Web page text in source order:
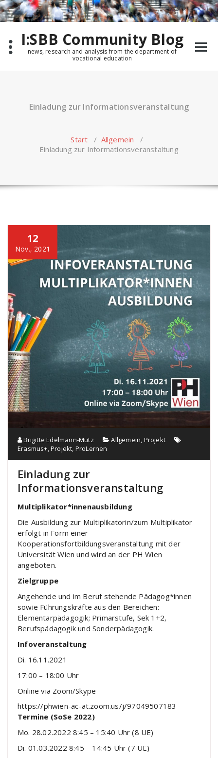
Zum
Inhalt
springen
I:SBB Community Blog
news, research and analysis from the department of
vocational education
Einladung zur Informationsveranstaltung
Start / Allgemein /
Einladung zur Informationsveranstaltung
12
Nov., 2021
Brigitte Edelmann-Mutz Allgemein, Projekt
Erasmus+,Projekt, ProLernen
Einladung zur
Informationsveranstaltung
Multiplikator*innenausbildung
Die Ausbildung zur Multiplikatorin/zum Multiplikator
erfolgt in Form einer
Kooperationsfortbildungsveranstaltung mit der
Universität Wien und wird an der PH Wien
angeboten.
Zielgruppe
Angehende und im Beruf stehende Pädagog*innen
sowie Führungskräfte aus den Bereichen:
Elementarpädagogik; Primarstufe, Sek 1+2,
Berufspädagogik und Sonderpädagogik.
Infoveranstaltung
Di. 16.11.2021
17:00 – 18:00 Uhr
Online via Zoom/Skype
https://phwien-ac-at.zoom.us/j/97049507183
Termine (SoSe 2022)
Mo. 28.02.2022 8:45 – 15:40 Uhr (8 UE)
Di. 01.03.2022 8:45 – 14:45 Uhr (7 UE)